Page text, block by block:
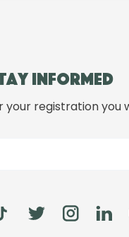
informed
registration you